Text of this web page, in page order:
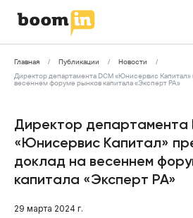
Главная Публикации
Новости
Директор департамента DCM «Юнисервис Капитал»
весеннем форуме рынков капитала «Эксперт РА»
Директор департамента
«Юнисервис Капитал»
доклад на весеннем
капитала «Эксперт РА»
29 марта 2024 г.